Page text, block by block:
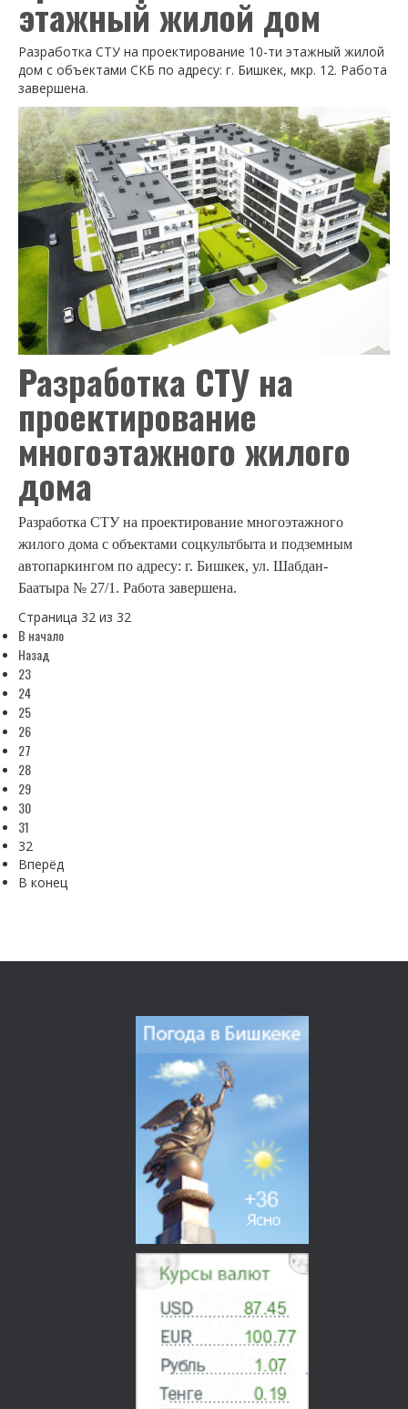
этажный жилой дом
Разработка СТУ на проектирование 10-ти этажный жилой
дом с объектами СКБ по адресу: г. Бишкек, мкр. 12. Работа
завершена.
Разработка СТУ на
проектирование
многоэтажного жилого
дома
Разработка СТУ на проектирование многоэтажного
жилого дома с объектами соцкультбыта и подземным
автопаркингом по адресу: г. Бишкек, ул. Шабдан-
Баатыра № 27/1. Работа завершена.
Страница 32 из 32
В начало
Назад
23
24
25
26
27
28
29
30
31
32
Вперёд
В конец